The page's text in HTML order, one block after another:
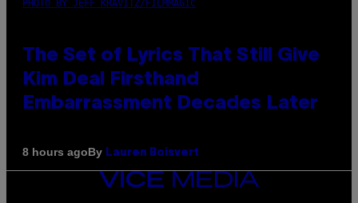
PHOTO BY JEFF KRAVITZ/FILMMAGIC
The Set of Lyrics That Still Give
Kim Deal Firsthand
Embarrassment Decades Later
8 hours agoBy Lauren Boisvert
VICE
MEDIA